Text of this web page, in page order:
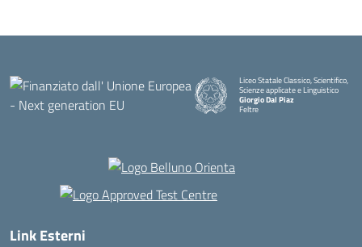
Liceo Statale Classico, Scientifico,
Scienze applicate e Linguistico
Giorgio Dal Piaz
Feltre
Link Esterni